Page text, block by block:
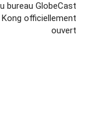
bureau GlobeCast
Kong officiellement
ouvert